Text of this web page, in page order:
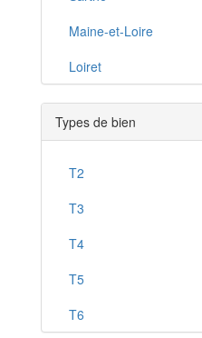
Saint-Cyr-sur-Loire
Château-Renault
Langeais
Saint-Pierre-des-Corps
Chambray-lès-Tours
Saint-Paterne-Racan
Fondettes
Monnaie
Ligueil
Maine-et-Loire
Loiret
Types de bien
T2
T3
T4
T5
T6